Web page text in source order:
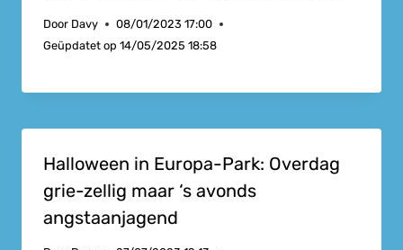
Door Davy
08/01/2023 17:00
Geüpdatet op 14/05/2025 18:58
Halloween in Europa-Park: Overdag
grie-zellig maar ‘s avonds
angstaanjagend